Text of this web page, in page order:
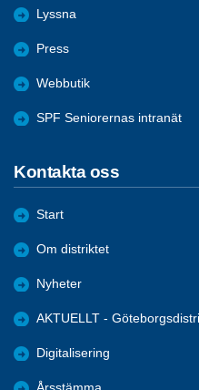
Lyssna
Press
Webbutik
SPF Seniorernas intranät
Kontakta oss
Start
Om distriktet
Nyheter
AKTUELLT -
Digitalisering